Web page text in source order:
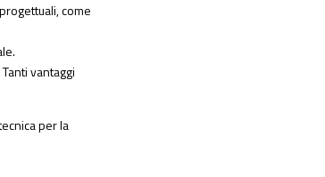
come
vantaggi
per la